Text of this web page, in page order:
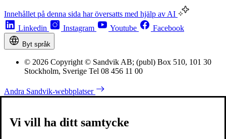
Innehållet på denna sida har översatts med hjälp av AI
Linkedin
Instagram Youtube Facebook
Byt språk
© 2026 Copyright © Sandvik AB; (publ) Box 510, 101 30
Stockholm, Sverige Tel 08 456 11 00
Andra Sandvik-webbplatser
Vi vill ha ditt samtycke